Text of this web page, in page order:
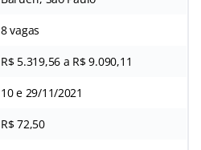
8 vagas
R$ 5.319,56 a R$ 9.090,11
10 e 29/11/2021
R$ 72,50